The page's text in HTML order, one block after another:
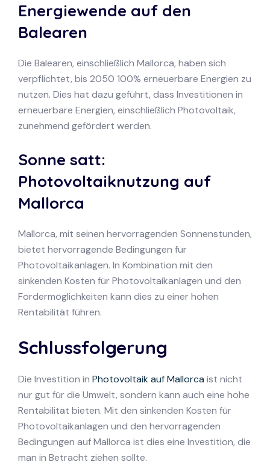
Energiewende auf den
Balearen
Die Balearen, einschließlich Mallorca, haben sich
verpflichtet, bis 2050 100% erneuerbare Energien zu
nutzen. Dies hat dazu geführt, dass Investitionen in
erneuerbare Energien, einschließlich Photovoltaik,
zunehmend gefördert werden.
Sonne satt:
Photovoltaiknutzung auf
Mallorca
Mallorca, mit seinen hervorragenden Sonnenstunden,
bietet hervorragende Bedingungen für
Photovoltaikanlagen. In Kombination mit den
sinkenden Kosten für Photovoltaikanlagen und den
Fördermöglichkeiten kann dies zu einer hohen
Rentabilität führen.
Schlussfolgerung
Die Investition in Photovoltaik auf Mallorca ist nicht
nur gut für die Umwelt, sondern kann auch eine hohe
Rentabilität bieten. Mit den sinkenden Kosten für
Photovoltaikanlagen und den hervorragenden
Bedingungen auf Mallorca ist dies eine Investition, die
man in Betracht ziehen sollte.